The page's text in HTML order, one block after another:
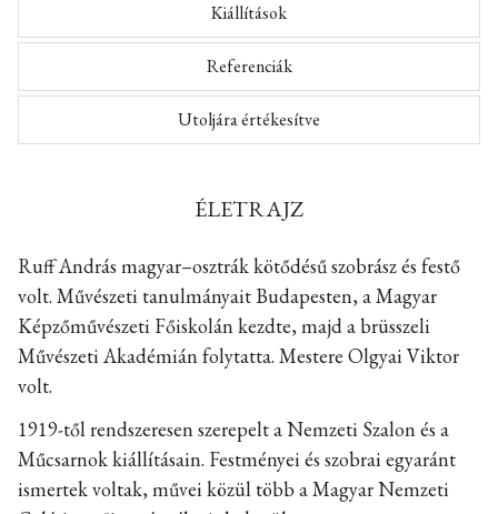
Kiállítások
Referenciák
Utoljára értékesítve
ÉLETRAJZ
Ruff András magyar–osztrák kötődésű szobrász és festő
volt. Művészeti tanulmányait Budapesten, a Magyar
Képzőművészeti Főiskolán kezdte, majd a brüsszeli
Művészeti Akadémián folytatta. Mestere Olgyai Viktor
volt.
1919-től rendszeresen szerepelt a Nemzeti Szalon és a
Műcsarnok kiállításain. Festményei és szobrai egyaránt
ismertek voltak, művei közül több a Magyar Nemzeti